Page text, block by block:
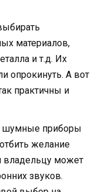
материалов,
и т.д. Их
опрокинуть. А вот
практичны и
приборы
желание
владельцу может
звуков.